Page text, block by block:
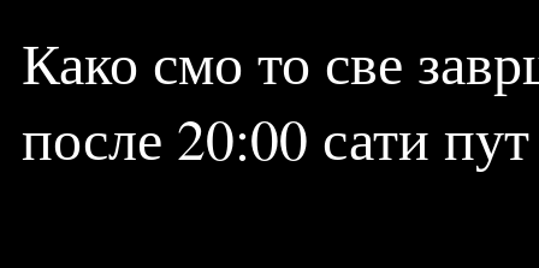
Како смо то све
после 20:00 сати